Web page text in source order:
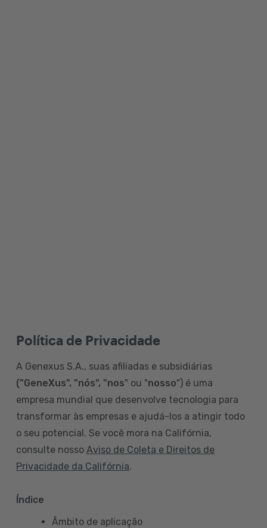
Política de Privacidade
A Genexus S.A., suas afiliadas e subsidiárias
("GeneXus", "nós", "nos" ou "nosso") é uma
empresa mundial que desenvolve tecnologia para
transformar às empresas e ajudá-los a atingir todo
o seu potencial. Se você mora na Califórnia,
consulte nosso Aviso de Coleta e Direitos de
Privacidade da Califórnia.
Índice
Âmbito de aplicação